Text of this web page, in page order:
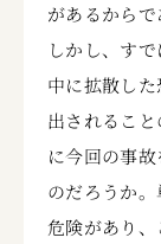
があるからで
しかし、す
中に拡散し
出されるこ
に今回の事
のだろうか
危険があり